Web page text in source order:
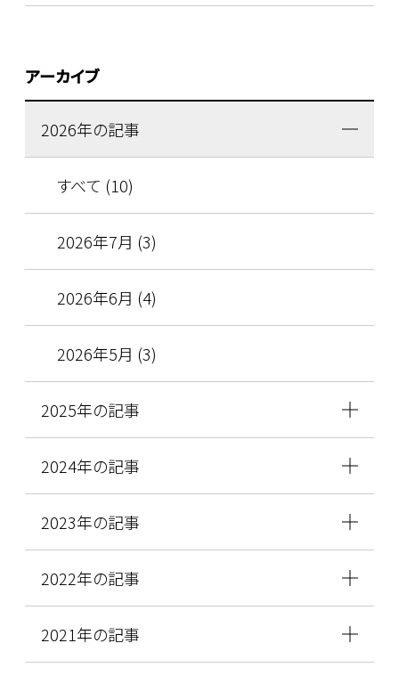
アーカイブ
2026年の記事
すべて (10)
2026年7月 (3)
2026年6月 (4)
2026年5月 (3)
2025年の記事
2024年の記事
2023年の記事
2022年の記事
2021年の記事